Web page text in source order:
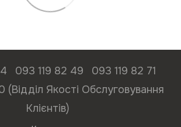
093 119 82 49
093 119 82 71
Якості Обслуговування
Клієнтів)